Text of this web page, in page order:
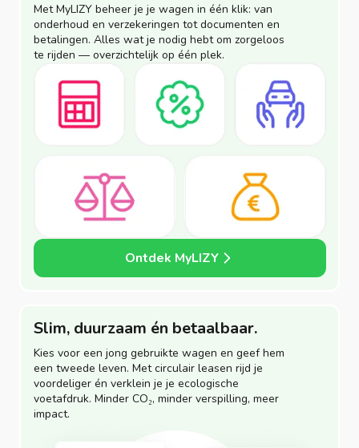
Met MyLIZY beheer je je wagen in één klik: van
onderhoud en verzekeringen tot documenten en
betalingen. Alles wat je nodig hebt om zorgeloos
te rijden — overzichtelijk op één plek.
Ontdek MyLIZY
Slim, duurzaam én betaalbaar.
Kies voor een jong gebruikte wagen en geef hem
een tweede leven. Met circulair leasen rijd je
voordeliger én verklein je je ecologische
voetafdruk. Minder CO₂, minder verspilling, meer
impact.